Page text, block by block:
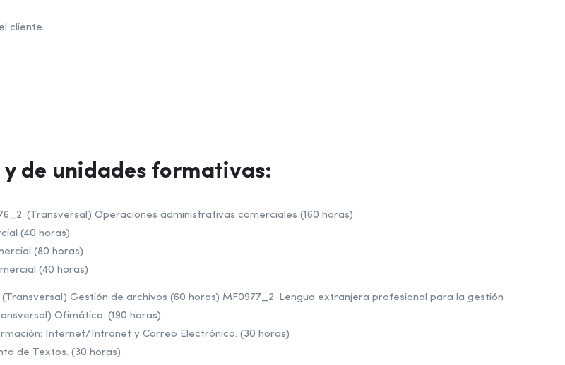
cliente.
de unidades formativas:
(Transversal) Operaciones administrativas comerciales (160 horas)
(40 horas)
(80 horas)
(40 horas)
Gestión de archivos (60 horas) MF0977_2: Lengua extranjera profesional para la gestión
Ofimática. (190 horas)
Internet/Intranet y Correo Electrónico. (30 horas)
de Textos. (30 horas)